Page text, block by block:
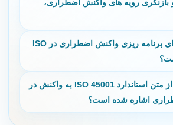
بازنگری رویه های واکنش اضطراری،
5 مرحله برای برنامه ریزی واکنش اضطراری در ISO
در چه بندی از متن استاندارد ISO 45001 به واکنش در
اشاره شده است؟